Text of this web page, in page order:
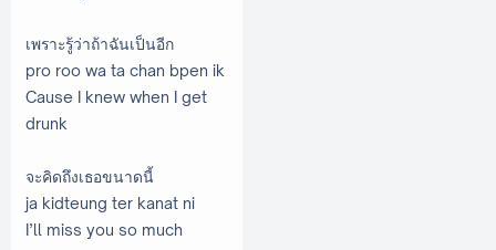
เพราะรู้ว่าถ้าฉันเป็นอีก
pro roo wa ta chan bpen ik
Cause I knew when I get
drunk
จะคิดถึงเธอขนาดนี้
ja kidteung ter kanat ni
I’ll miss you so much